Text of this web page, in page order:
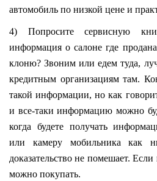
автомобиль по низкой цене и
4) Попросите сервисную
информация о салоне где
клоню? Звоним или едем туда,
кредитным организациям там.
такой информации, но как
и все-таки информацию можно
когда будете получать
или камеру мобильника как
доказательство не помешает.
можно покупать.